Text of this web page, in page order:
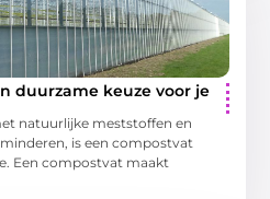
duurzame keuze voor je
natuurlijke meststoffen en
is een compostvat
Een compostvat maakt